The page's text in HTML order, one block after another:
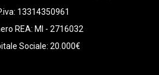
13314350961
REA: MI - 2716032
Sociale: 20.000€